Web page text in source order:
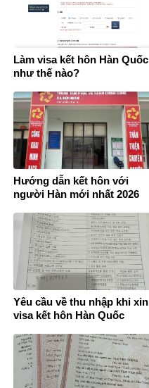
Làm visa kết hôn Hàn Quốc
như thế nào?
Hướng dẫn kết hôn với
người Hàn mới nhất 2026
Yêu cầu về thu nhập khi xin
visa kết hôn Hàn Quốc